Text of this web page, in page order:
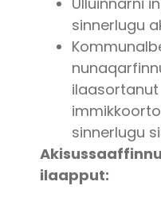
sinnerlugu
ilaasortanut
sinnerlugu
ilaapput: